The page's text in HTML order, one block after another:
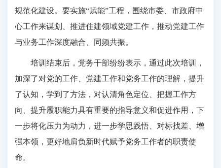
规范化建设。要实施“赋能”工程，围绕市委、市政府中
心工作来谋划、推进住建领域党建工作，推动党建工作
与业务工作深度融合、同频共振。
培训结束后，党务干部纷纷表示，通过此次培训，
加深了对党的工作、党建工作和党务工作的理解，提升
了认知，学到了方法，对认清角色定位、把握工作方
向、提升履职能力具有重要的指导意义和促进作用，下
一步将化压力为动力，进一步学思践悟、对标找差、增
强本领，更好地肩负新时代赋予党务工作者的职责使
命。